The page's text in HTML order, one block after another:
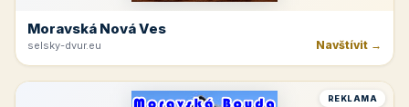
Moravská Nová Ves
selsky-dvur.eu Navštívit →
REKLAMA